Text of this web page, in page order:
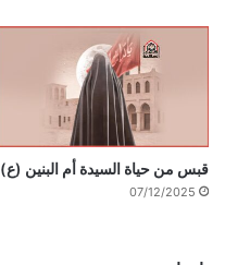
قبس من حياة السيدة أم البنين (ع)
07/12/2025